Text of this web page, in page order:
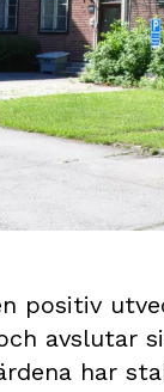
positiv
avslutar
har